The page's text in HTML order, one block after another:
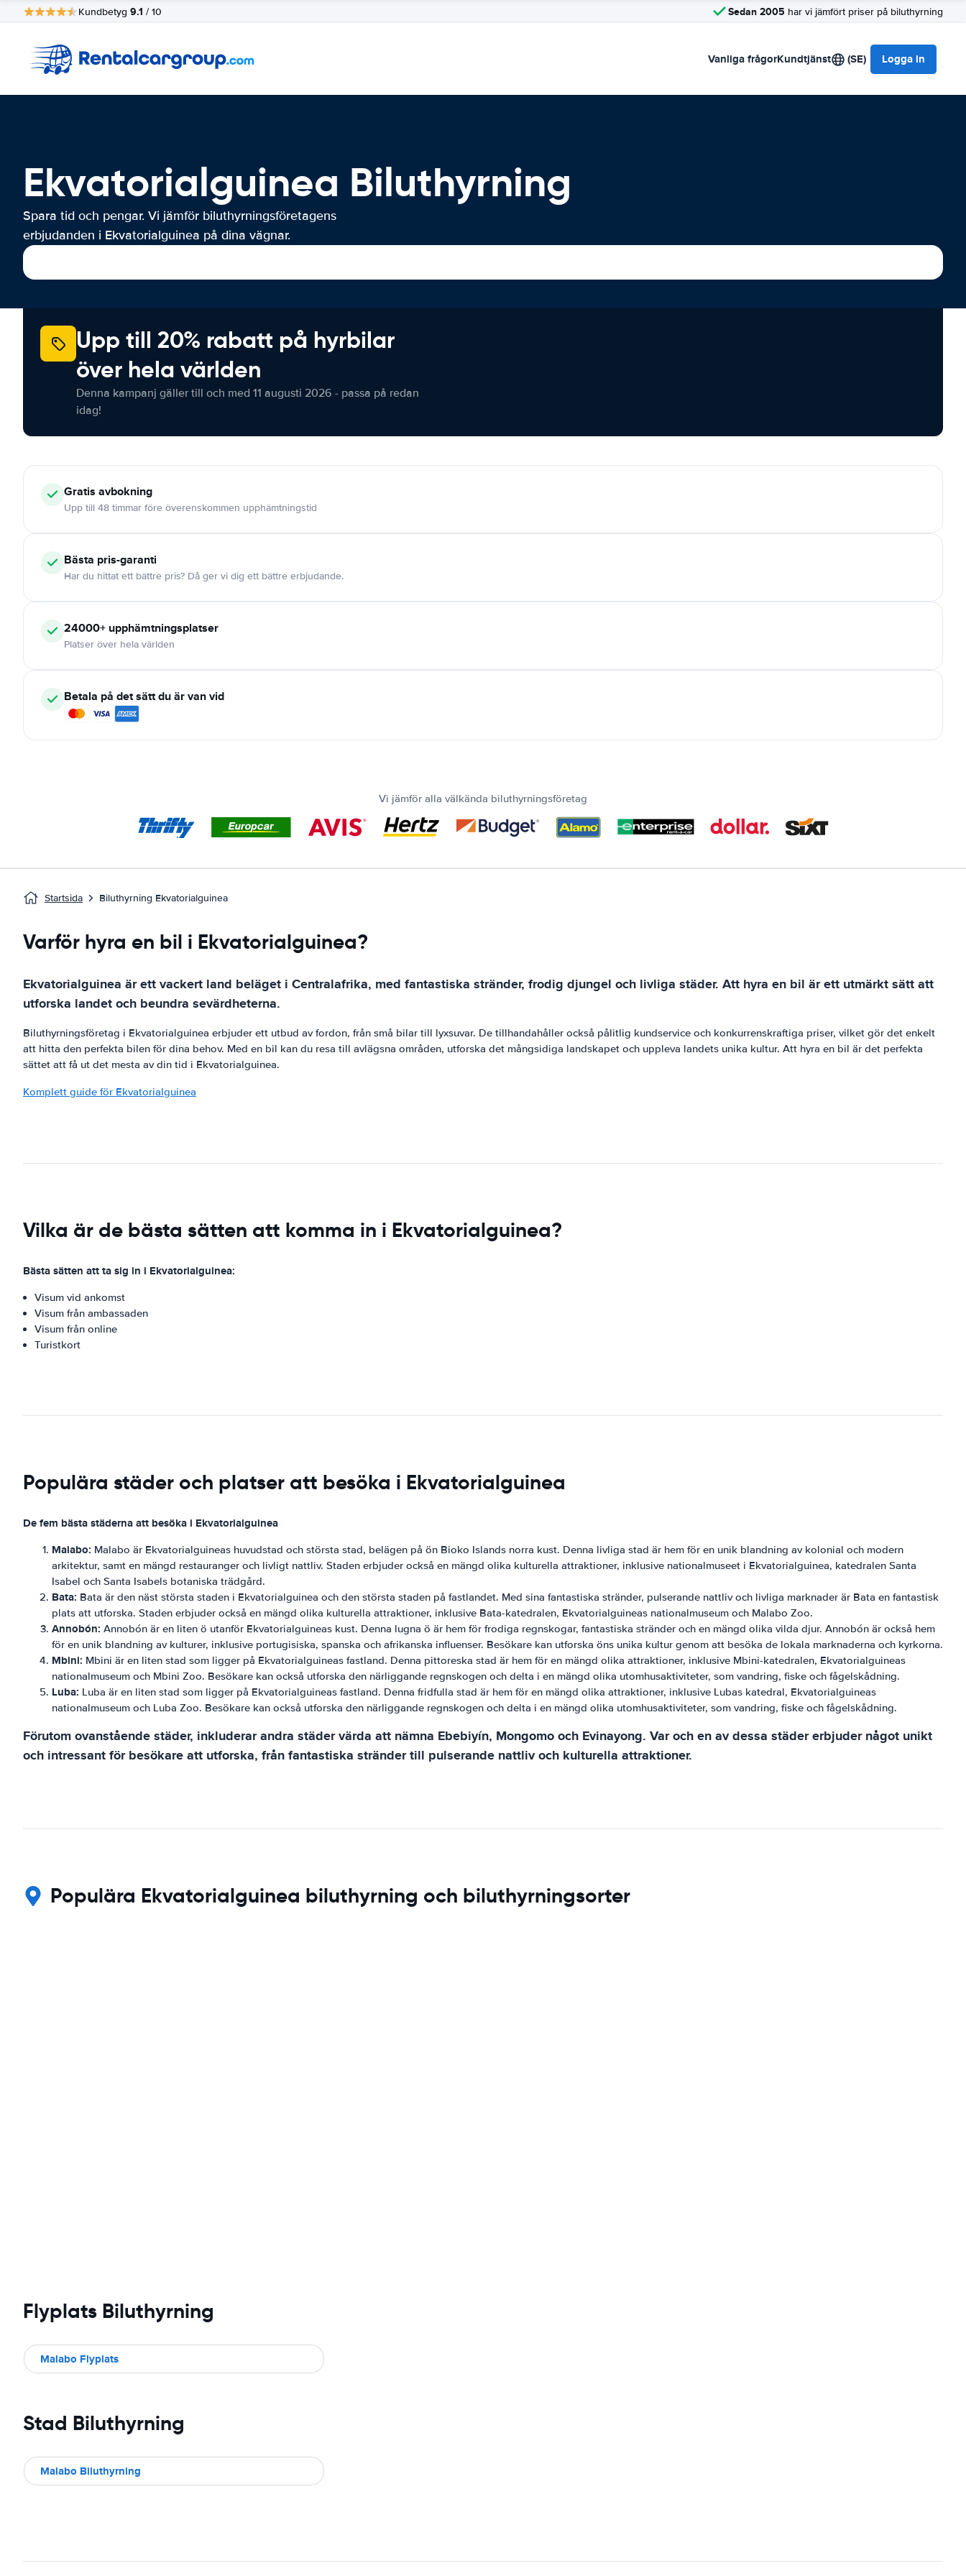
Kundbetyg 9.1 / 10 Sedan 2005 har vi jämfört priser på biluthyrning
Vanliga frågorKundtjänst (SE) Logga in
Ekvatorialguinea Biluthyrning
Spara tid och pengar. Vi jämför biluthyrningsföretagens
erbjudanden i Ekvatorialguinea på dina vägnar.
Upp till 20% rabatt på hyrbilar
över hela världen
Denna kampanj gäller till och med 11 augusti 2026 - passa på redan
idag!
Gratis avbokning
Upp till 48 timmar före överenskommen upphämtningstid
Bästa pris-garanti
Har du hittat ett bättre pris? Då ger vi dig ett bättre erbjudande.
24000+ upphämtningsplatser
Platser över hela världen
Betala på det sätt du är van vid
Vi jämför alla välkända biluthyrningsföretag
Startsida Biluthyrning Ekvatorialguinea
Varför hyra en bil i Ekvatorialguinea?
Ekvatorialguinea är ett vackert land beläget i Centralafrika, med fantastiska stränder, frodig djungel och livliga städer. Att hyra en bil är ett utmärkt sätt att
utforska landet och beundra sevärdheterna.
Biluthyrningsföretag i Ekvatorialguinea erbjuder ett utbud av fordon, från små bilar till lyxsuvar. De tillhandahåller också pålitlig kundservice och konkurrenskraftiga priser, vilket gör det enkelt
att hitta den perfekta bilen för dina behov. Med en bil kan du resa till avlägsna områden, utforska det mångsidiga landskapet och uppleva landets unika kultur. Att hyra en bil är det perfekta
sättet att få ut det mesta av din tid i Ekvatorialguinea.
Komplett guide för Ekvatorialguinea
Vilka är de bästa sätten att komma in i Ekvatorialguinea?
Bästa sätten att ta sig in i Ekvatorialguinea:
Visum vid ankomst
Visum från ambassaden
Visum från online
Turistkort
Populära städer och platser att besöka i Ekvatorialguinea
De fem bästa städerna att besöka i Ekvatorialguinea
Malabo: Malabo är Ekvatorialguineas huvudstad och största stad, belägen på ön Bioko Islands norra kust. Denna livliga stad är hem för en unik blandning av kolonial och modern
arkitektur, samt en mängd restauranger och livligt nattliv. Staden erbjuder också en mängd olika kulturella attraktioner, inklusive nationalmuseet i Ekvatorialguinea, katedralen Santa
Isabel och Santa Isabels botaniska trädgård.
Bata: Bata är den näst största staden i Ekvatorialguinea och den största staden på fastlandet. Med sina fantastiska stränder, pulserande nattliv och livliga marknader är Bata en fantastisk
plats att utforska. Staden erbjuder också en mängd olika kulturella attraktioner, inklusive Bata-katedralen, Ekvatorialguineas nationalmuseum och Malabo Zoo.
Annobón: Annobón är en liten ö utanför Ekvatorialguineas kust. Denna lugna ö är hem för frodiga regnskogar, fantastiska stränder och en mängd olika vilda djur. Annobón är också hem
för en unik blandning av kulturer, inklusive portugisiska, spanska och afrikanska influenser. Besökare kan utforska öns unika kultur genom att besöka de lokala marknaderna och kyrkorna.
Mbini: Mbini är en liten stad som ligger på Ekvatorialguineas fastland. Denna pittoreska stad är hem för en mängd olika attraktioner, inklusive Mbini-katedralen, Ekvatorialguineas
nationalmuseum och Mbini Zoo. Besökare kan också utforska den närliggande regnskogen och delta i en mängd olika utomhusaktiviteter, som vandring, fiske och fågelskådning.
Luba: Luba är en liten stad som ligger på Ekvatorialguineas fastland. Denna fridfulla stad är hem för en mängd olika attraktioner, inklusive Lubas katedral, Ekvatorialguineas
nationalmuseum och Luba Zoo. Besökare kan också utforska den närliggande regnskogen och delta i en mängd olika utomhusaktiviteter, som vandring, fiske och fågelskådning.
Förutom ovanstående städer, inkluderar andra städer värda att nämna Ebebiyín, Mongomo och Evinayong. Var och en av dessa städer erbjuder något unikt
och intressant för besökare att utforska, från fantastiska stränder till pulserande nattliv och kulturella attraktioner.
Populära Ekvatorialguinea biluthyrning och biluthyrningsorter
Flyplats Biluthyrning
Malabo Flyplats
Stad Biluthyrning
Malabo Biluthyrning